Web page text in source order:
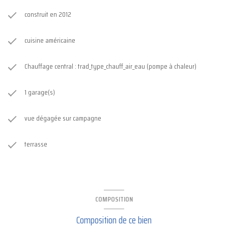
construit en 2012
cuisine américaine
Chauffage central : trad_type_chauff_air_eau (pompe à chaleur)
1 garage(s)
vue dégagée sur campagne
terrasse
COMPOSITION
Composition de ce bien